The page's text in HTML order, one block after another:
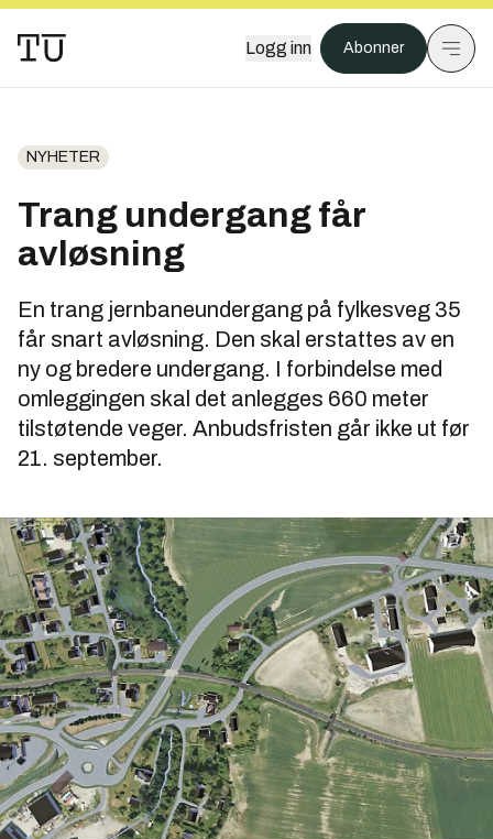
Logg inn Abonner
NYHETER
Trang undergang får
avløsning
En trang jernbaneundergang på fylkesveg 35
får snart avløsning. Den skal erstattes av en
ny og bredere undergang. I forbindelse med
omleggingen skal det anlegges 660 meter
tilstøtende veger. Anbudsfristen går ikke ut før
21. september.